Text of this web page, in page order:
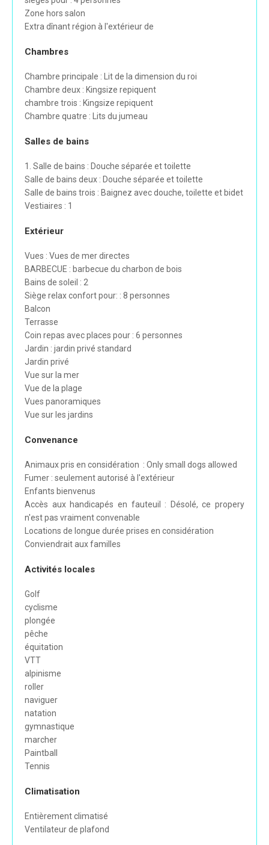
Zone hors salon
Extra dînant région à l'extérieur de
Chambres
Chambre principale : Lit de la dimension du roi
Chambre deux : Kingsize repiquent
chambre trois : Kingsize repiquent
Chambre quatre : Lits du jumeau
Salles de bains
1. Salle de bains : Douche séparée et toilette
Salle de bains deux : Douche séparée et toilette
Salle de bains trois : Baignez avec douche, toilette et bidet
Vestiaires : 1
Extérieur
Vues : Vues de mer directes
BARBECUE : barbecue du charbon de bois
Bains de soleil : 2
Siège relax confort pour: : 8 personnes
Balcon
Terrasse
Coin repas avec places pour : 6 personnes
Jardin : jardin privé standard
Jardin privé
Vue sur la mer
Vue de la plage
Vues panoramiques
Vue sur les jardins
Convenance
Animaux pris en considération : Only small dogs allowed
Fumer : seulement autorisé à l'extérieur
Enfants bienvenus
Accès aux handicapés en fauteuil : Désolé, ce propery
n'est pas vraiment convenable
Locations de longue durée prises en considération
Conviendrait aux familles
Activités locales
Golf
cyclisme
plongée
pêche
équitation
VTT
alpinisme
roller
naviguer
natation
gymnastique
marcher
Paintball
Tennis
Climatisation
Entièrement climatisé
Ventilateur de plafond